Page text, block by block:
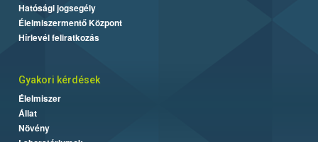
Hatósági jogsegély
Élelmiszermentő Központ
Hírlevél feliratkozás
Gyakori kérdések
Élelmiszer
Állat
Növény